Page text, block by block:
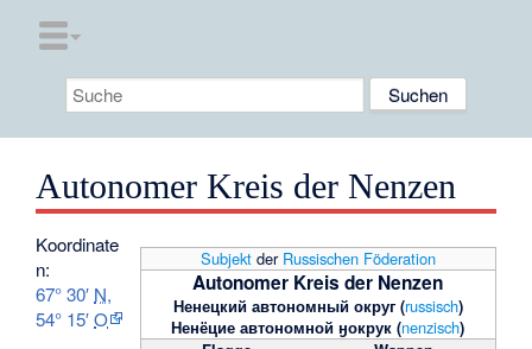
Autonomer Kreis der Nenzen
Subjektder Russischen Föderation
Autonomer Kreis der Nenzen
Ненецкий автономный округ(russisch)
Ненёцие автономной ӈокрук (nenzisch)
Koordinate
n:
67° 30′ N,
54° 15′O